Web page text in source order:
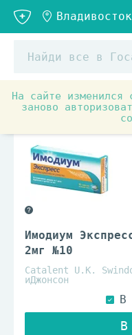
На сайте изменился
заново
Аптечные товары
Имодиум
2мг №10
Catalent U.K.
иДжонсон